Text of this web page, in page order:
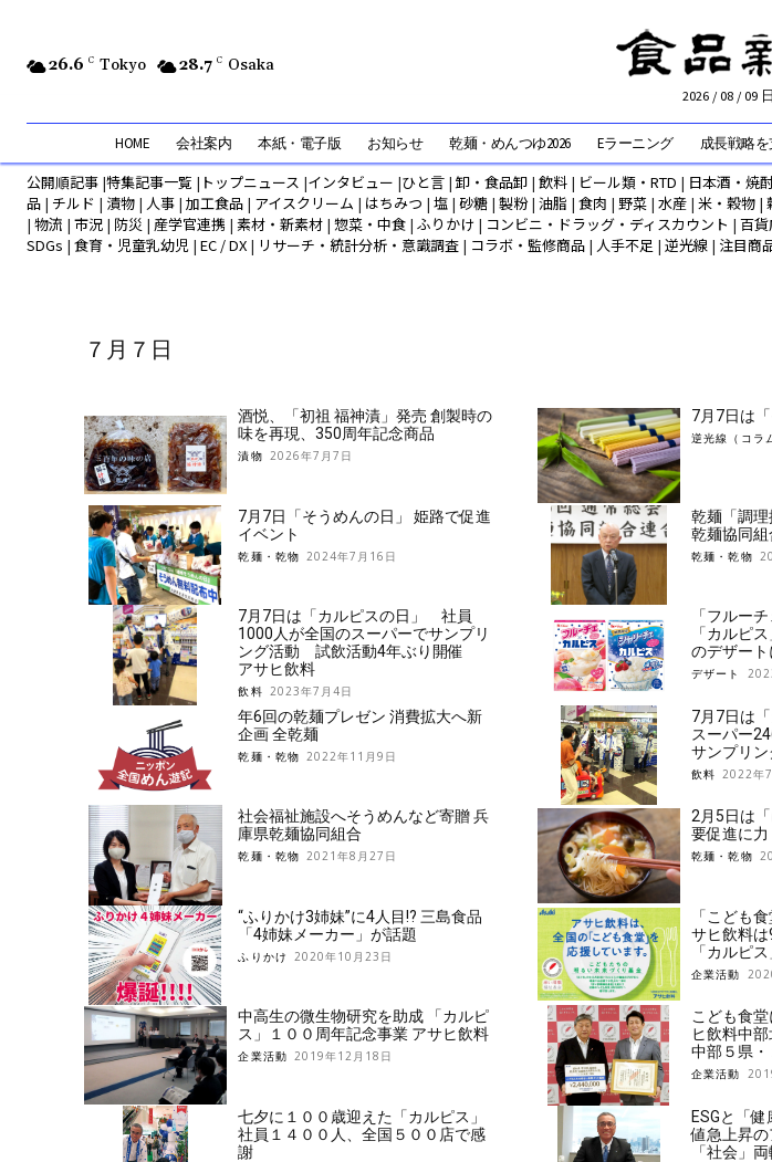
26.6 C Tokyo 28.7 C Osaka
2026 / 08 / 09
HOME 会社案内 本紙・電子版 お知らせ 乾麺・めんつゆ2026 Eラーニング 成長戦略
公開順記事 |特集記事一覧 | トップニュース |インタビュー |ひと言 |卸・食品卸 | 飲料 | ビール類・RTD | 日本酒・焼
品 | チルド | 漬物 | 人事 | 加工食品 | アイスクリーム | はちみつ | 塩 | 砂糖 | 製粉| 油脂 | 食肉 | 野菜 | 水産 | 米・穀物 |
| 物流 | 市況 | 防災 | 産学官連携 | 素材・新素材 | 惣菜・中食 | ふりかけ | コンビニ・ドラッグ・ディスカウント | 百
SDGs | 食育・児童乳幼児 | EC / DX | リサーチ・統計分析・意識調査 | コラボ・監修商品 | 人手不足 | 逆光線 | 注目商
７月７日
酒悦、「初祖 福神漬」発売 創製時の
味を再現、350周年記念商品
漬物 2026年7月7日
7月7日は「
逆光線（コラ
7月7日「そうめんの日」 姫路で促進
イベント
乾麺・乾物 2024年7月16日
乾麺「調
乾麺協同
乾麺・乾物
7月7日は「カルピスの日」 社員
1000人が全国のスーパーでサンプリ
ング活動 試飲活動4年ぶり開催
アサヒ飲料
飲料 2023年7月4日
「フルー
「カルピ
のデザー
デザート
年6回の乾麺プレゼン 消費拡大へ新
企画 全乾麺
乾麺・乾物 2022年11月9日
7月7日は
スーパー
サンプリ
飲料 2022年
社会福祉施設へそうめんなど寄贈 兵
庫県乾麺協同組合
乾麺・乾物 2021年8月27日
2月5日は
要促進に力
乾麺・乾物
“ふりかけ3姉妹”に4人目!? 三島食品
「4姉妹メーカー」が話題
ふりかけ 2020年10月23日
「こども
サヒ飲料は
「カルピ
企業活動
中高生の微生物研究を助成 「カルピ
ス」１００周年記念事業 アサヒ飲料
企業活動 2019年12月18日
こども食
ヒ飲料中
中部５県
企業活動
七夕に１００歳迎えた「カルピス」
社員１４００人、全国５００店で感
謝
ESGと「
値急上昇の
「社会」